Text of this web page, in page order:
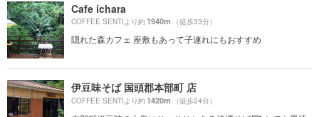
Cafe ichara
COFFEE SENTIより約1940m （徒歩33分）
隠れた森カフェ 座敷もあって子連れにもおすすめ
伊豆味そば 国頭郡本部町 店
COFFEE SENTIより約1420m （徒歩24分）